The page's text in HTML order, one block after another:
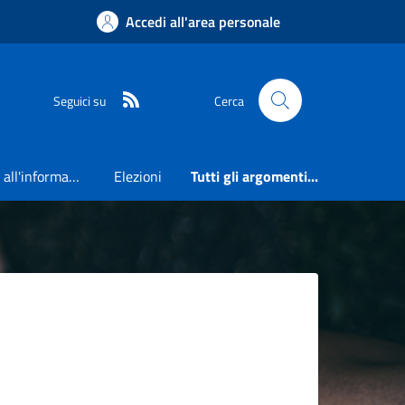
Accedi all'area personale
Seguici su Cerca
Accesso all'informazione Elezioni Tutti gli argomenti...